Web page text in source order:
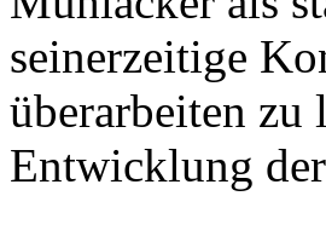
seinerzeitige
überarbeiten zu
Entwicklung